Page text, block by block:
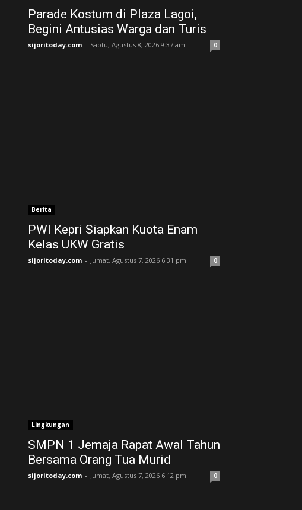
Parade Kostum di Plaza Lagoi,
Begini Antusias Warga dan Turis
sijoritoday.com - Sabtu, Agustus 8, 2026 9:37 am 0
Berita
PWI Kepri Siapkan Kuota Enam
Kelas UKW Gratis
sijoritoday.com - Jumat, Agustus 7, 2026 6:31 pm 0
Lingkungan
SMPN 1 Jemaja Rapat Awal Tahun
Bersama Orang Tua Murid ‎
sijoritoday.com - Jumat, Agustus 7, 2026 6:12 pm 0